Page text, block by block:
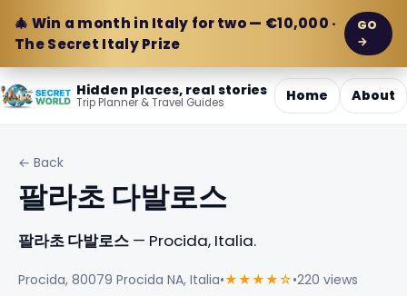
🎄 Win a month in Italy for two — €10,000 ·
The Secret Italy Prize
GO
→
Hidden places, real stories
Trip Planner & Travel Guides Home About
← Back
팔라초 다발로스
팔라초 다발로스 — Procida, Italia.
Procida, 80079 Procida NA, Italia•★★★★☆•220 views